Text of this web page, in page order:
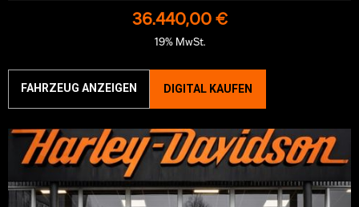
36.440,00 €
19% MwSt.
FAHRZEUG ANZEIGEN DIGITAL KAUFEN